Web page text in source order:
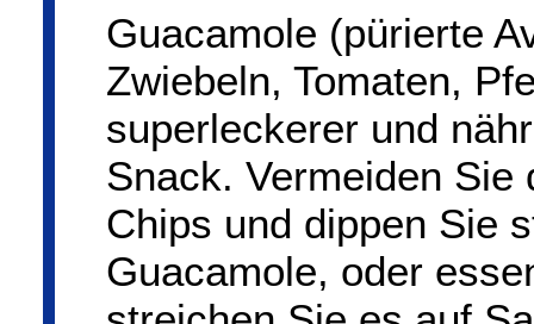
Guacamole (pürierte
Zwiebeln, Tomaten,
superleckerer und
Snack. Vermeiden
Chips und dippen Sie
Guacamole, oder